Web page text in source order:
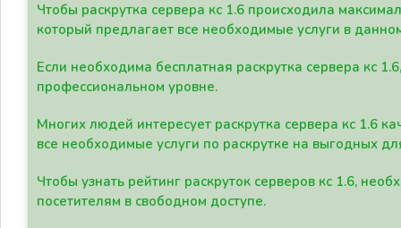
Чтобы раскрутка сервера кс 1.6 происходила
который предлагает все необходимые услуги в
Если необходима бесплатная раскрутка сервера кс
профессиональном уровне.
Многих людей интересует раскрутка сервера кс 1.6
все необходимые услуги по раскрутке на выгодных
Чтобы узнать рейтинг раскруток серверов кс 1.6,
посетителям в свободном доступе.